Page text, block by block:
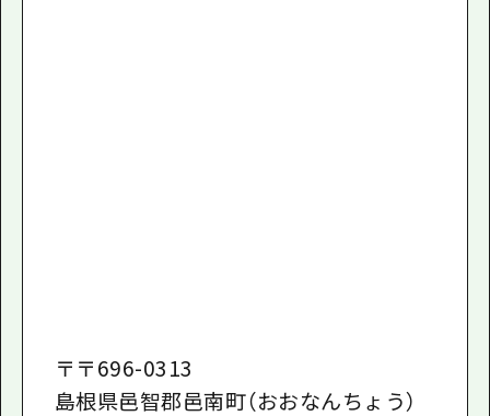
〒 〒696-0313
島根県邑智郡邑南町（おおなんちょう）